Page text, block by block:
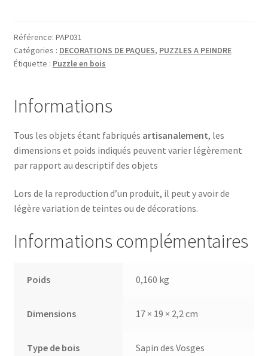
Référence: PAP031
Catégories : DECORATIONS DE PAQUES, PUZZLES A PEINDRE
Étiquette : Puzzle en bois
Informations
Tous les objets étant fabriqués artisanalement, les
dimensions et poids indiqués peuvent varier légèrement
par rapport au descriptif des objets
Lors de la reproduction d’un produit, il peut y avoir de
légère variation de teintes ou de décorations.
Informations complémentaires
Poids 0,160 kg
Dimensions 17 × 19 × 2,2 cm
Type de bois Sapin des Vosges